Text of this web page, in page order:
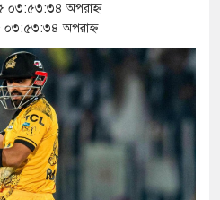
থাকায় বিক্রিতে নিষেধাজ্ঞা
অত্যাচারের ছবি যেন আর তুলতে
আলাল
‘গুলশানের চামেলি’তে ভিন্ন
যৌনকর্মীর দালাল চরিত্রে
অপরাহ্ন
অপরাহ্ন